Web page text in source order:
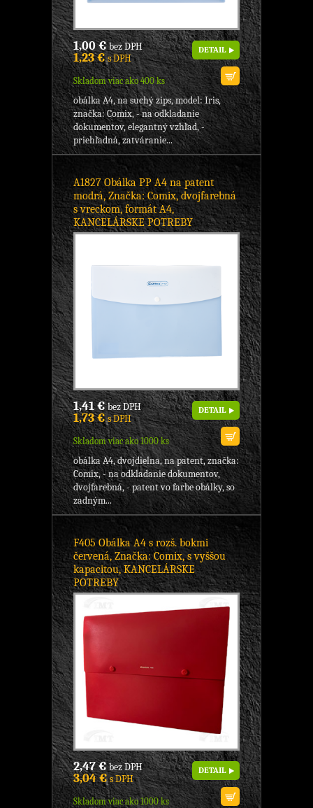
1,00 €bez DPH
1,23 €s DPH
Skladom viac ako 400 ks
DETAIL
obálka A4, na suchý zips, model: Iris,
značka: Comix, - na odkladanie
dokumentov, elegantný vzhľad, -
priehľadná, zatváranie...
A1827 Obálka PP A4 na patent
modrá, Značka: Comix, dvojfarebná
s vreckom, formát A4,
KANCELÁRSKE POTREBY
1,41 €bez DPH
1,73 €s DPH
Skladom viac ako 1000 ks
DETAIL
obálka A4, dvojdielna, na patent, značka:
Comix, - na odkladanie dokumentov,
dvojfarebná, - patent vo farbe obálky, so
zadným...
F405 Obálka A4 s rozš. bokmi
červená, Značka: Comix, s vyššou
kapacitou, KANCELÁRSKE
POTREBY
2,47 €bez DPH
3,04 €s DPH
Skladom viac ako 1000 ks
DETAIL